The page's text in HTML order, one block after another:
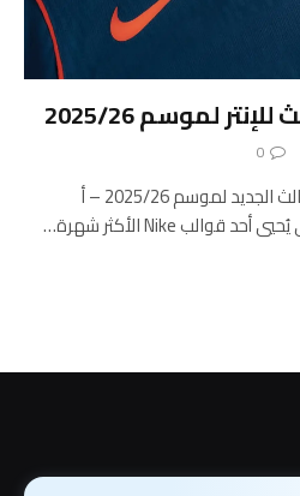
لموسم 2025/26
0
أسقط إنتر ونايكي طقمهما الثالث الجديد لموسم 2025/26 – أ